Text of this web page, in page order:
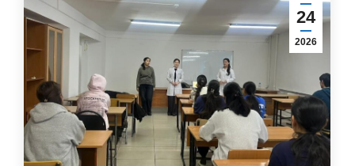
(ТДМ) іске асыру аясында 2026 жылдың
17 ақпанында маңызды кездесу өтті.
Кафедра оқытушылары: Амангалиева Г.М.
(3617 топ кураторы),…
24
2026